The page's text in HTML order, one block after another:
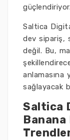
güçlendiriyor.
Saltica
dev sipariş,
değil. Bu,
anlamasına
sağlayacak
Saltica